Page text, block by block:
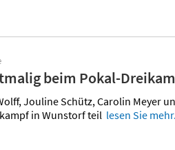
beim Pokal-
Jouline Schütz, Carolin Meyer
in Wunstorf teil lesen Sie